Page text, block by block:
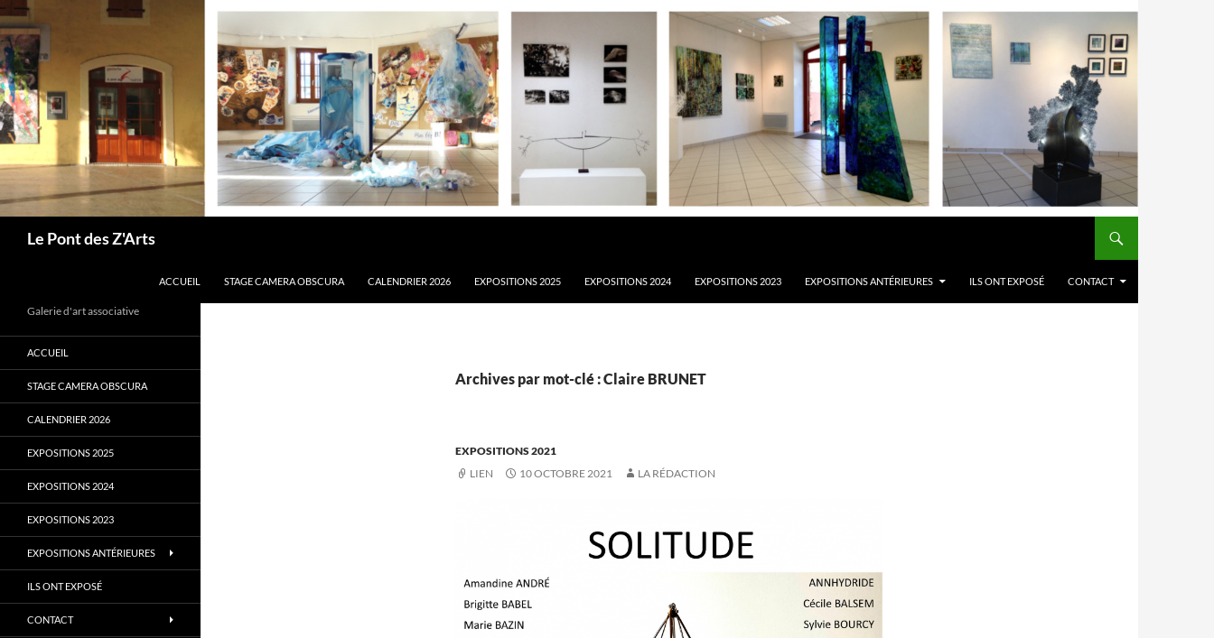
Aller
au
contenu
Le Pont des Z'Arts
ACCUEIL STAGE CAMERA OBSCURA CALENDRIER 2026 EXPOSITIONS 2025 EXPOSITIONS 2024 EXPOSITIONS 2023 EXPOSITIONS ANTÉRIEURES ILS ONT EXPOSÉ CONTACT
Archives par mot-clé : Claire BRUNET
EXPOSITIONS 2021
LIEN
10 OCTOBRE 2021 LA RÉDACTION
Galerie d'art associative
ACCUEIL
STAGE CAMERA OBSCURA
CALENDRIER 2026
EXPOSITIONS 2025
EXPOSITIONS 2024
EXPOSITIONS 2023
EXPOSITIONS ANTÉRIEURES
ILS ONT EXPOSÉ
CONTACT